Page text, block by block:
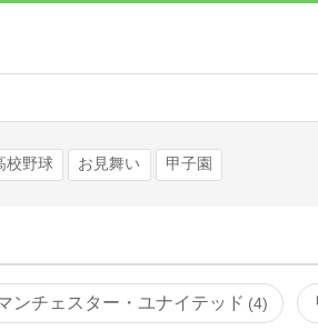
校野球 お見舞い 甲子園
ンチェスター・ユナイテッド 4